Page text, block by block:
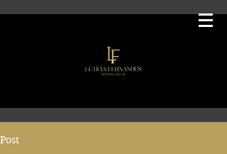
Post